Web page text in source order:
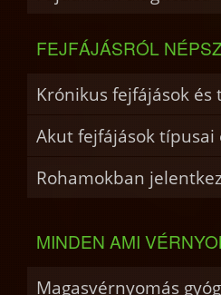
FEJFÁJÁSRÓL
Krónikus fejfájások és
Akut fejfájások típusai
Rohamokban
MINDEN AMI
Magasvérnyomás